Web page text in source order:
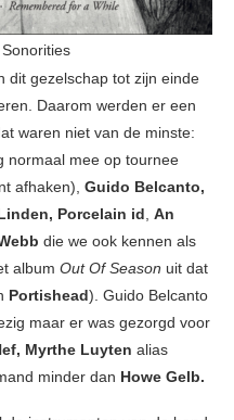
dit gezelschap tot zijn einde
Daarom werden er een
waren niet van de minste:
normaal mee op tournee
afhaken), Guido Belcanto,
Porcelain id, An
die we ook kennen als
album Out Of Season uit dat
Portishead). Guido Belcanto
maar er was gezorgd voor
Myrthe Luyten alias
minder dan Howe Gelb.